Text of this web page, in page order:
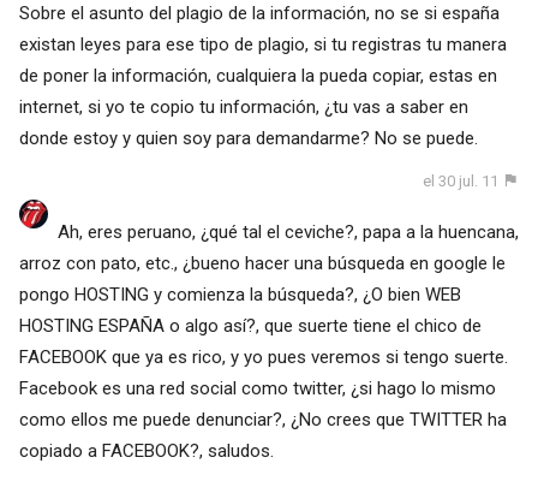
Sobre el asunto del plagio de la información, no se si españa
existan leyes para ese tipo de plagio, si tu registras tu manera
de poner la información, cualquiera la pueda copiar, estas en
internet, si yo te copio tu información, ¿tu vas a saber en
donde estoy y quien soy para demandarme? No se puede.
el 30 jul. 11
Ah, eres peruano, ¿qué tal el ceviche?, papa a la huencana,
arroz con pato, etc., ¿bueno hacer una búsqueda en google le
pongo HOSTING y comienza la búsqueda?, ¿O bien WEB
HOSTING ESPAÑA o algo así?, que suerte tiene el chico de
FACEBOOK que ya es rico, y yo pues veremos si tengo suerte.
Facebook es una red social como twitter, ¿si hago lo mismo
como ellos me puede denunciar?, ¿No crees que TWITTER ha
copiado a FACEBOOK?, saludos.